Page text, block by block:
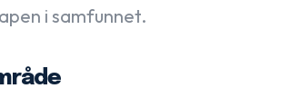
i samfunnet.